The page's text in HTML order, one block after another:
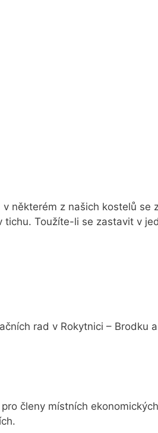
některém z našich kostelů
Toužíte-li se zastavit v
rad v Rokytnici –
členy místních